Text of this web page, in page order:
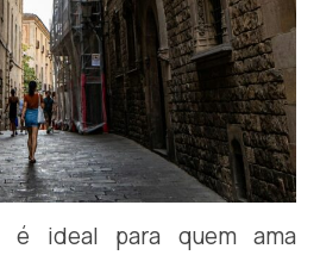
é ideal para quem ama